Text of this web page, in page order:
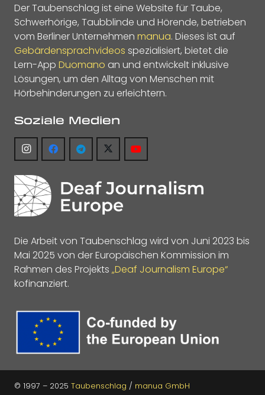
Der Taubenschlag ist eine Website für Taube,
Schwerhörige, Taubblinde und Hörende, betrieben
vom Berliner Unternehmen manua. Dieses ist auf
Gebärdensprachvideos spezialisiert, bietet die
Lern-App Duomano an und entwickelt inklusive
Lösungen, um den Alltag von Menschen mit
Hörbehinderungen zu erleichtern.
Soziale Medien
Die Arbeit von Taubenschlag wird von Juni 2023 bis
Mai 2025 von der Europäischen Kommission im
Rahmen des Projekts „Deaf Journalism Europe“
kofinanziert.
© 1997 – 2025 Taubenschlag / manua GmbH